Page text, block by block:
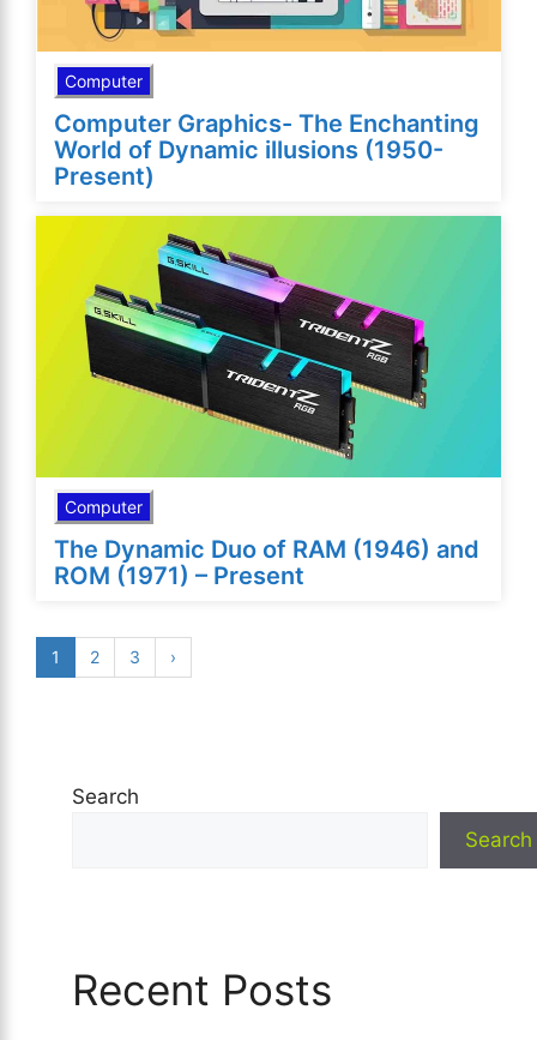
Computer
Computer Graphics- The Enchanting
World of Dynamic illusions (1950-
Present)
Computer
The Dynamic Duo of RAM (1946) and
ROM (1971) – Present
1 2 3 ›
Search
Search
Recent Posts